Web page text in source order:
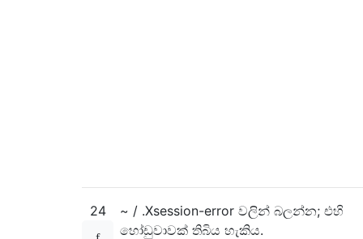
24
~ / .Xsession-error වලින් බලන්න; එහි
හෝඩුවාවක් තිබිය හැකිය.